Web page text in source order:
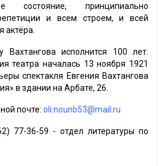
состояние, принципиально
и всем строем, и всей
актёра.
Вахтангова исполнится 100 лет.
театра началась 13 ноября 1921
спектакля Евгения Вахтангова
в здании на Арбате, 26.
почте: oli.nounb53@mail.ru
77-36-59 - отдел литературы по